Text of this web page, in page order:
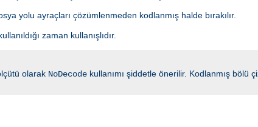
yolu ayraçları çözümlenmeden kodlanmış halde bırakılır.
zaman kullanışlıdır.
olarak NoDecode kullanımı şiddetle önerilir. Kodlanmış bölü